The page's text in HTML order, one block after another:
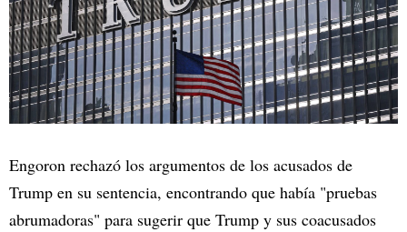
Engoron rechazó los argumentos de los acusados de
Trump en su sentencia, encontrando que había "pruebas
abrumadoras" para sugerir que Trump y sus coacusados